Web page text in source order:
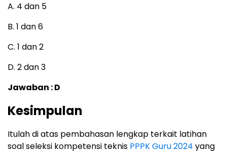
A. 4 dan 5
B. 1 dan 6
C. 1 dan 2
D. 2 dan 3
Jawaban : D
Kesimpulan
Itulah di atas pembahasan lengkap terkait latihan
soal seleksi kompetensi teknis PPPK Guru 2024 yang